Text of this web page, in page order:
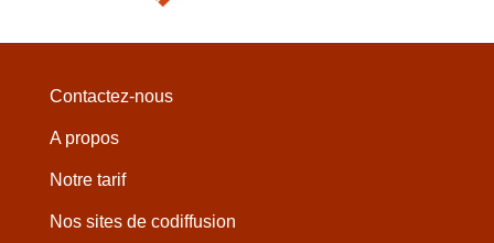
Contactez-nous
A propos
Notre tarif
Nos sites de codiffusion